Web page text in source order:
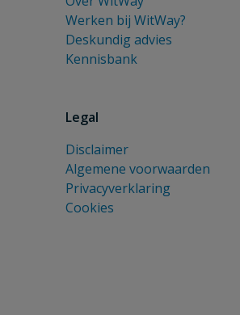
Werken bij WitWay?
Deskundig advies
Kennisbank
Legal
Disclaimer
Algemene voorwaarden
Privacyverklaring
Cookies